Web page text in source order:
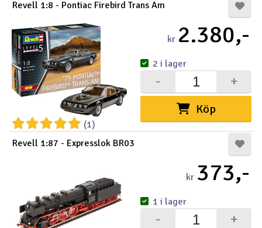
Revell 1:8 - Pontiac Firebird Trans Am
(1)
kr 2.380,-
Köp
+
-
2 i lager
Revell 1:87 - Expresslok BR03
kr 373,-
+
-
1 i lager